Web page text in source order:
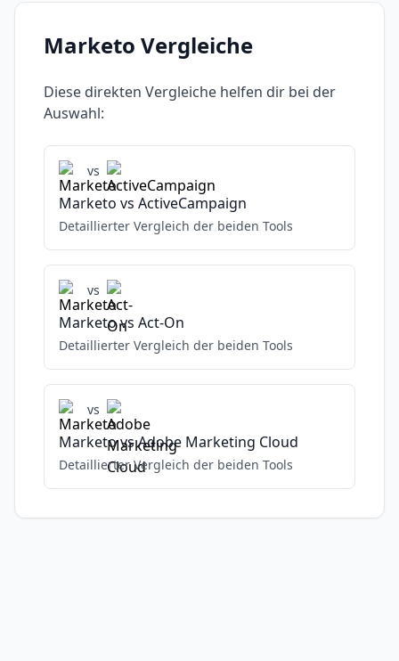
Marketo Vergleiche
Diese direkten Vergleiche helfen dir bei der
Auswahl:
vs
Marketo vs ActiveCampaign
Detaillierter Vergleich der beiden Tools
vs
Marketovs Act-On
Detaillierter Vergleich der beiden Tools
vs
MarketovsAdobe Marketing Cloud
Detaillierter Vergleich der beiden Tools